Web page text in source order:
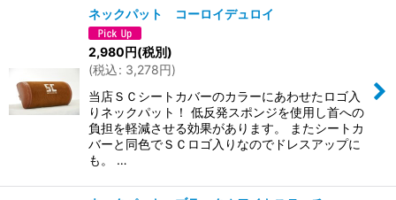
ネックパット コーロイデュロイ
2,980円(税別)
(税込: 3,278円)
当店ＳＣシートカバーのカラーにあわせたロゴ入
りネックパット！ 低反発スポンジを使用し首への
負担を軽減させる効果があります。 またシートカ
バーと同色でＳＣロゴ入りなのでドレスアップに
も。 …